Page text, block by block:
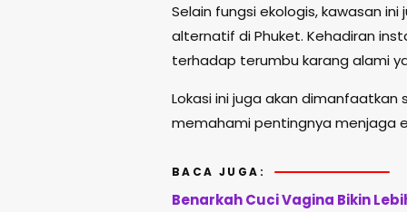
Selain fungsi ekologis, kawasan
alternatif diPhuket. Kehadiran
terhadap terumbu karang alami
Lokasi ini juga akan
memahami pentingnya menjaga
BACA JUGA:
Benarkah Cuci Vagina Bikin